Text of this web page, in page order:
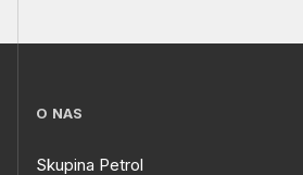
O NAS
Skupina Petrol